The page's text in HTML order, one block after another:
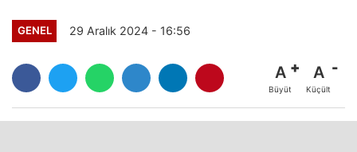
GENEL 29 Aralık 2024 - 16:56
A
Büyüt
A
Küçült